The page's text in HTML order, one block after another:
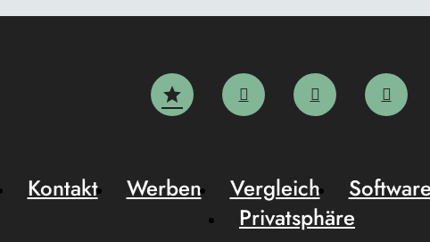
Kontakt Werben Vergleich
Privatsphäre